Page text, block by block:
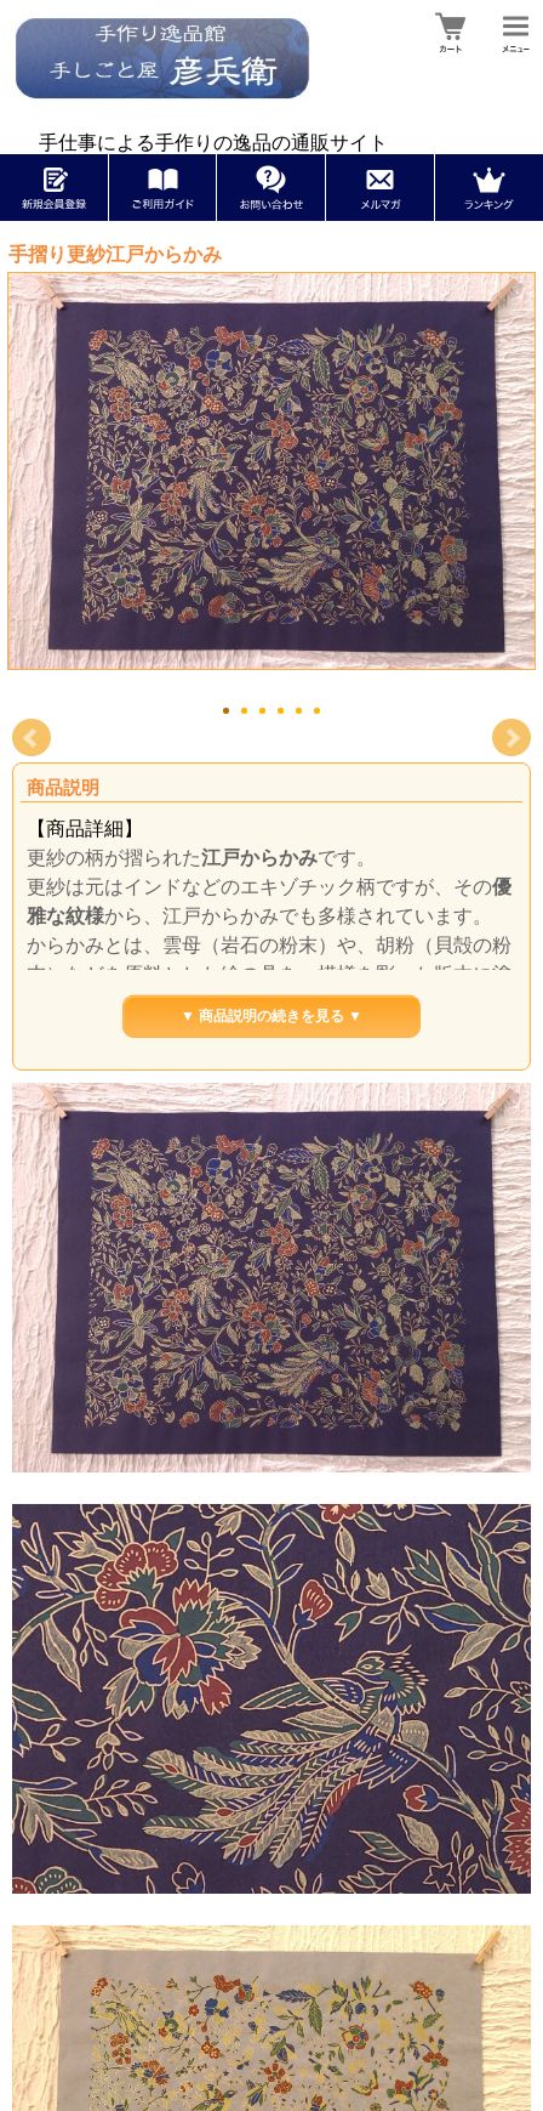
手仕事による手作りの逸品の通販サイト
手摺り更紗江戸からかみ
商品説明
【商品詳細】
更紗の柄が摺られた江戸からかみです。
更紗は元はインドなどのエキゾチック柄ですが、その優
雅な紋様から、江戸からかみでも多様されています。
からかみとは、雲母（岩石の粉末）や、胡粉（貝殻の粉
末）などを原料とした絵の具を、模様を彫った版木に塗
その上に和紙置いて模様を写取ったものです。
各色ごとに版木を変えて摺るので、
大変な手間
額に入れて飾り、その文様の美しさ、職人の巧みな技を
楽しんでみてはいかがですか？
紺・灰・白の三色からお選びください。
【サイズ】
42.2cm×54.2cm
提供：東京松屋
『和紙処 東堀の紙屋』でも多数販売中！
ぜひこちらもご覧ください。
▼ 商品説明の続きを見る ▼